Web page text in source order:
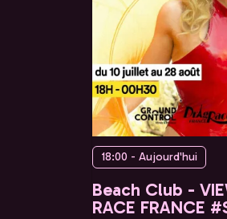
18:00 - Aujourd'hui
Beach Club -
RACE FRANCE